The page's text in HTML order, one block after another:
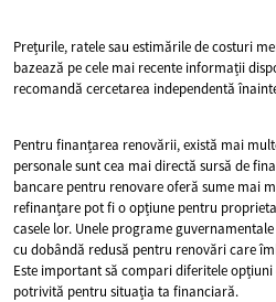
Prețurile, ratele sau estimările de costuri
bazează pe cele mai recente informații
recomandă cercetarea independentă
Pentru finanțarea renovării, există mai
personale sunt cea mai directă sursă de
bancare pentru renovare oferă sume mai
refinanțare pot fi o opțiune pentru
casele lor. Unele programe
cu dobândă redusă pentru renovări care
Este important să compari diferitele
potrivită pentru situația ta financiară.